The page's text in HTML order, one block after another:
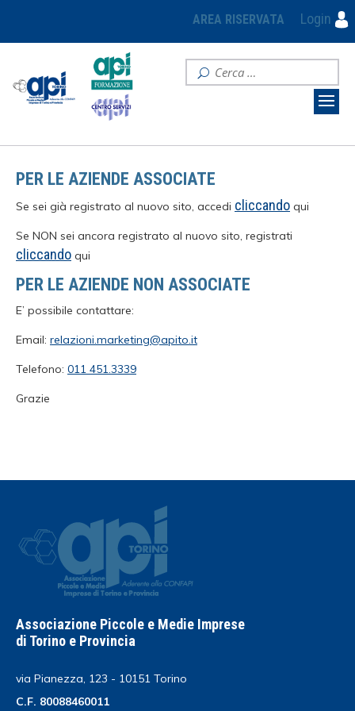
AREA RISERVATA Login
PER LE AZIENDE ASSOCIATE
Se sei già registrato al nuovo sito, accedi cliccando qui
Se NON sei ancora registrato al nuovo sito, registrati
cliccando qui
PER LE AZIENDE NON ASSOCIATE
E’ possibile contattare:
Email: relazioni.marketing@apito.it
Telefono: 011 451.3339
Grazie
Associazione Piccole e Medie Imprese
di Torino e Provincia
via Pianezza, 123 - 10151 Torino
C.F. 80088460011